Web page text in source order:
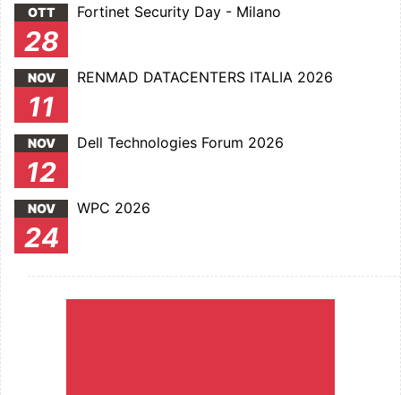
OTT
28
Fortinet Security Day - Milano
NOV
11
RENMAD DATACENTERS ITALIA 2026
NOV
12
Dell Technologies Forum 2026
NOV
24
WPC 2026